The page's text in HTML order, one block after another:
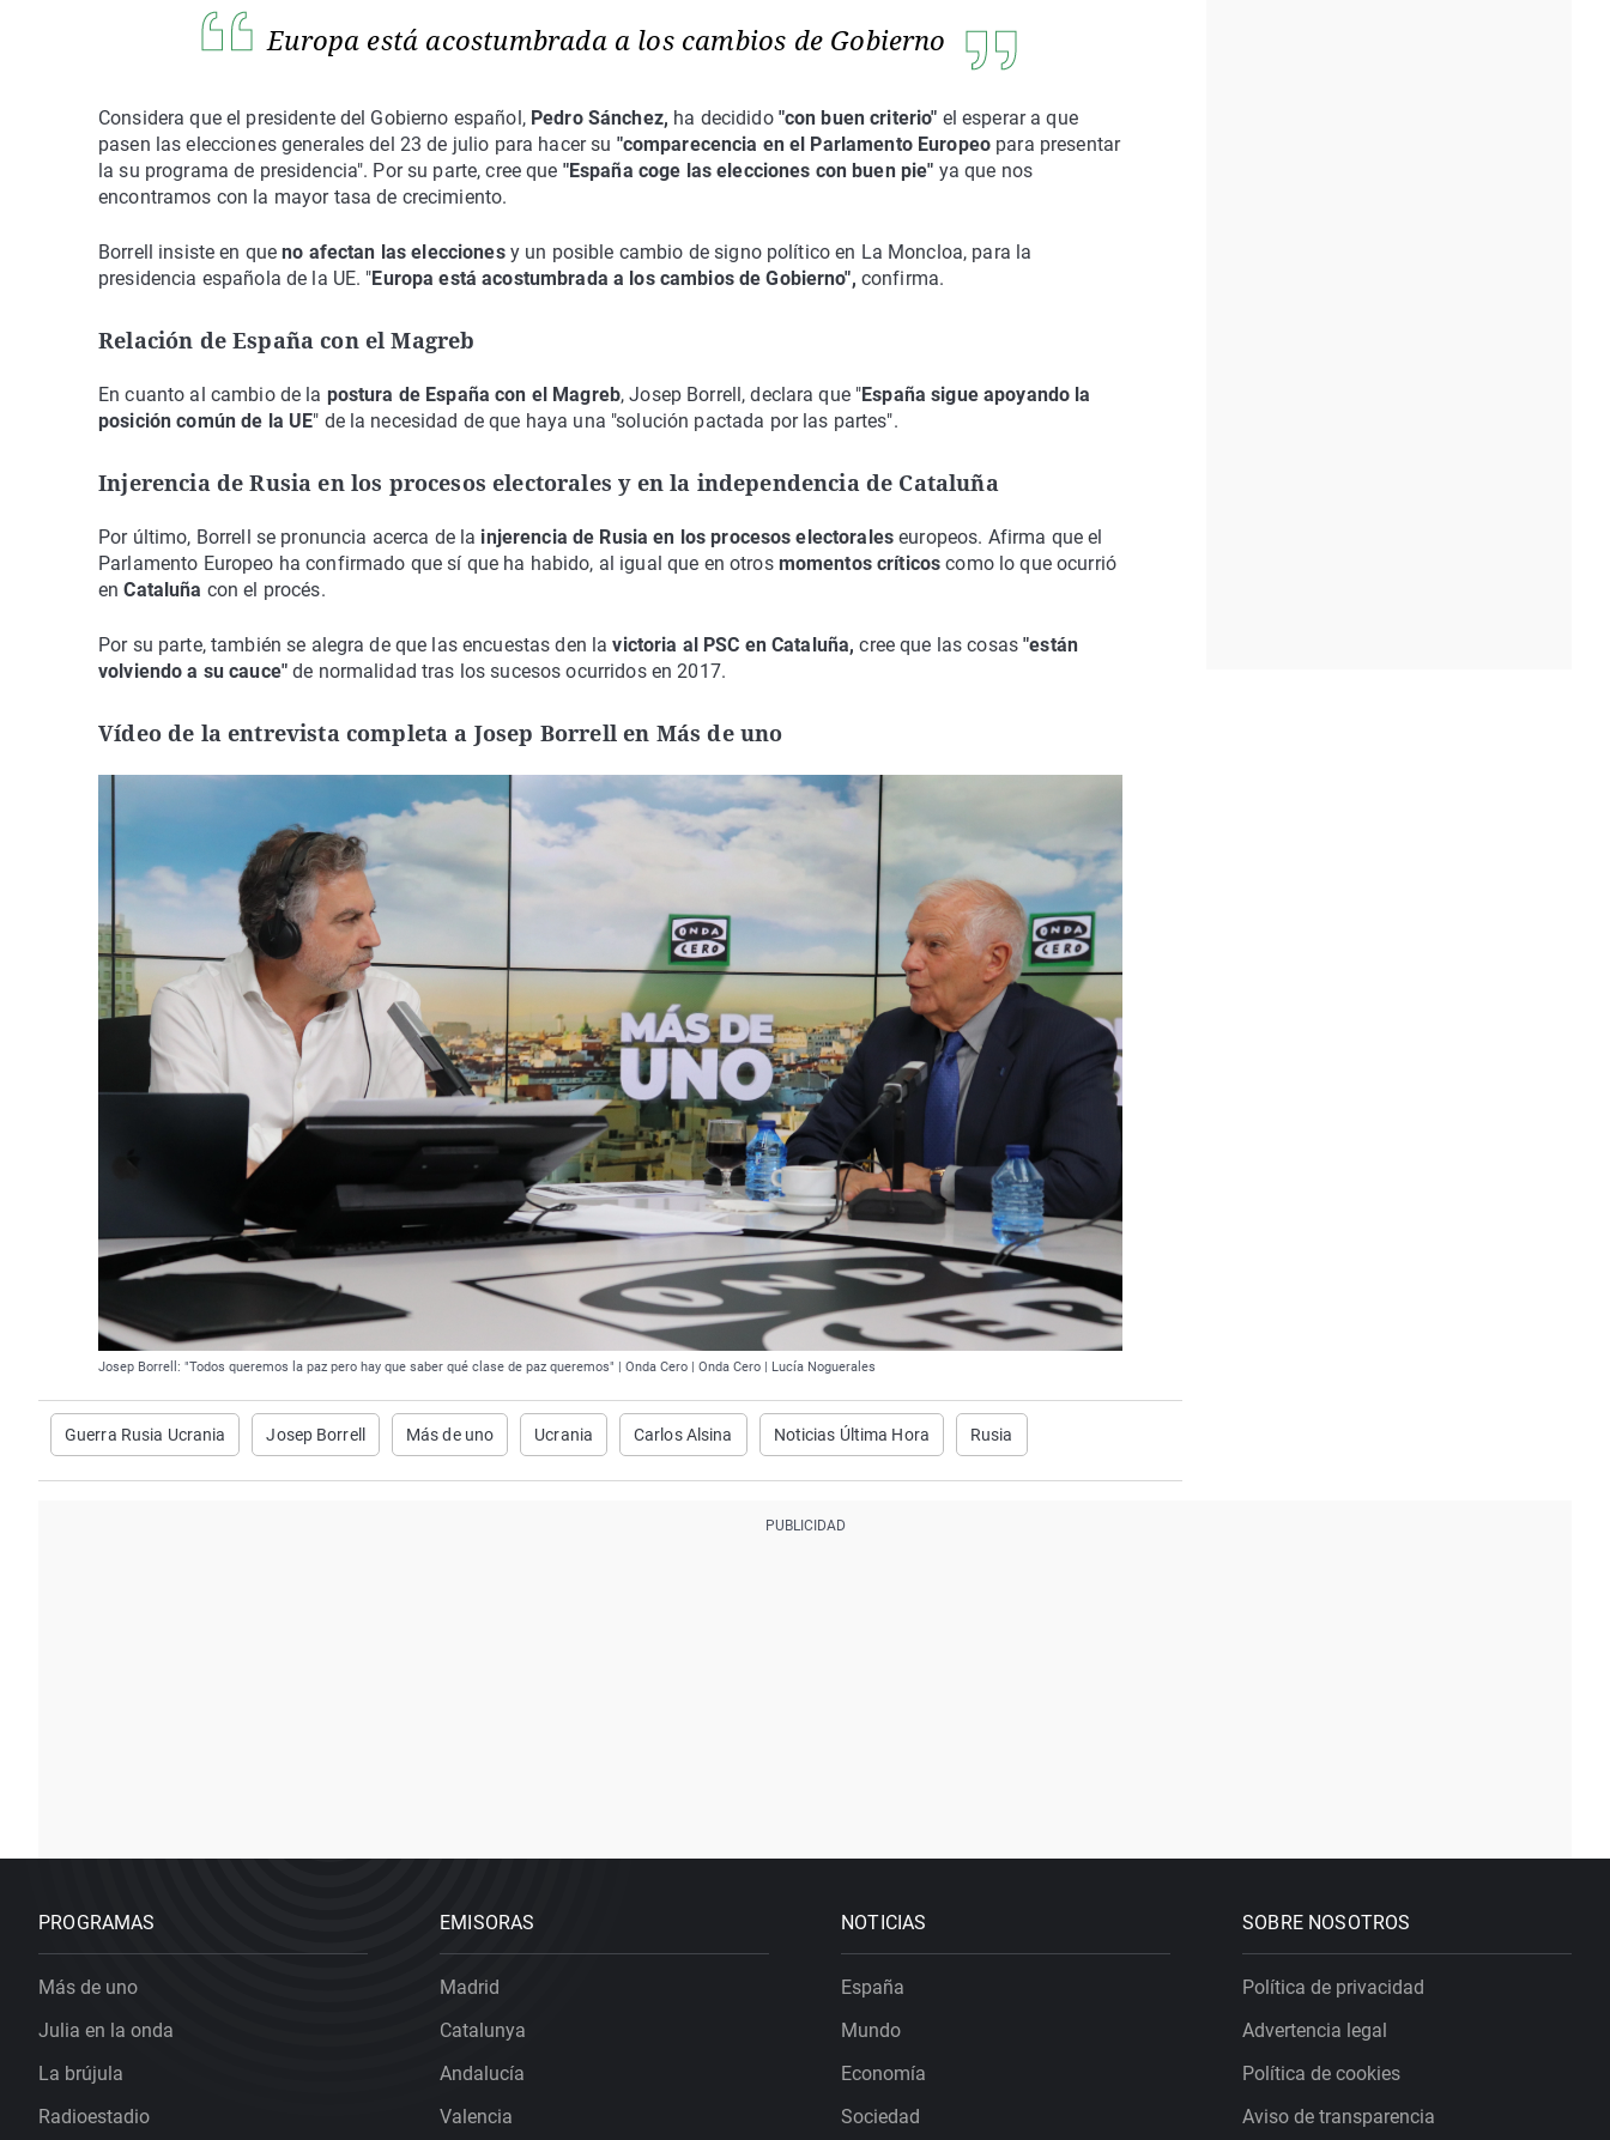
Europa está acostumbrada a los cambios de Gobierno
Considera que el presidente del Gobierno español, Pedro Sánchez, ha decidido"con buen criterio" el esperar a que
pasen las elecciones generales del 23 de julio para hacer su "comparecencia en el Parlamento Europeo para presentar
la su programa de presidencia". Por su parte, cree que "España coge las elecciones con buen pie" ya que nos
encontramos con la mayor tasa de crecimiento.
Borrell insiste en queno afectan las elecciones y un posible cambio de signo político en La Moncloa, para la
presidencia española de la UE. "Europa está acostumbrada a los cambios de Gobierno", confirma.
Relación de España con el Magreb
En cuanto al cambio de la postura de España con el Magreb, Josep Borrell, declara que "España sigue apoyando la
posición común de la UE" de la necesidad de que haya una "solución pactada por las partes".
Injerencia de Rusia en los procesos electorales y en la independencia de Cataluña
Por último, Borrell se pronuncia acerca de la injerencia de Rusia en los procesos electorales europeos. Afirma que el
Parlamento Europeo ha confirmado que sí que ha habido, al igual que en otrosmomentos críticos como lo que ocurrió
enCataluña con el procés.
Por su parte, también se alegra de que las encuestas den lavictoria al PSC en Cataluña,cree que las cosas "están
volviendo a su cauce"de normalidad tras los sucesos ocurridos en 2017.
Vídeo de la entrevista completa a Josep Borrell en Más de uno
Josep Borrell: "Todos queremos la paz pero hay que saber qué clase de paz queremos" | Onda Cero | Onda Cero | Lucía Noguerales
Guerra Rusia Ucrania Josep Borrell Más de uno Ucrania Carlos Alsina Noticias Última Hora Rusia
PROGRAMAS
Más de uno
Julia en la onda
La brújula
Radioestadio
EMISORAS
Madrid
Catalunya
Andalucía
Valencia
NOTICIAS
España
Mundo
Economía
Sociedad
SOBRE NOSOTROS
Política de privacidad
Advertencia legal
Política de cookies
Aviso de transparencia